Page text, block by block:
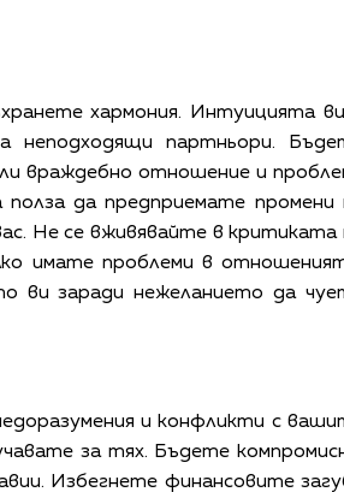
хармония. Интуицията
неподходящи партньори.
враждебно отношение и
да предприемате промени
Не се вживявайте в критиката
имате проблеми в
ви заради нежеланието да
и конфликти с
за тях. Бъдете
Избегнете финансовите